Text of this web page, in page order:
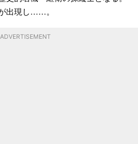
出現し……。
ADVERTISEMENT